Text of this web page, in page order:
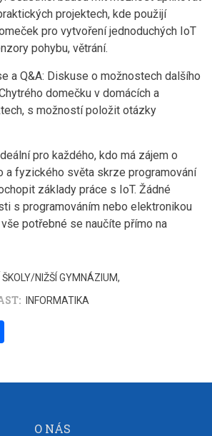
projektech, kde použijí
pro vytvoření jednoduchých IoT
pohybu, větrání.
a Q&A: Diskuse o možnostech dalšího
domečku v domácích a
s možností položit otázky
pro každého, kdo má zájem o
a fyzického světa skrze programování
základy práce s IoT. Žádné
s programováním nebo elektronikou
potřebné se naučíte přímo na
NIŽŠÍ GYMNÁZIUM
INFORMATIKA
O NÁS